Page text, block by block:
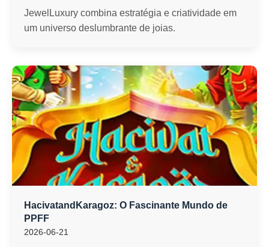
JewelLuxury combina estratégia e criatividade em
um universo deslumbrante de joias.
HacivatandKaragoz: O Fascinante Mundo de
PPFF
2026-06-21